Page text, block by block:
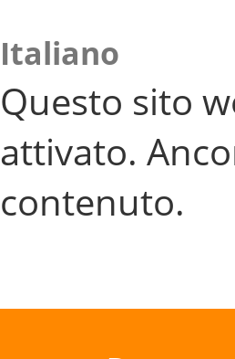
Italiano
Questo sito
attivato.
contenuto.